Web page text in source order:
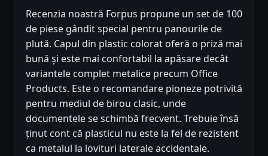
Recenzia noastră Forpus propune un set de 100
de piese gândit special pentru panourile de
plută. Capul din plastic colorat oferă o priză mai
bună și este mai confortabil la apăsare decât
variantele complet metalice precum Office
Products. Este o recomandare pioneze potrivită
pentru mediul de birou clasic, unde
documentele se schimbă frecvent. Trebuie însă
ținut cont că plasticul nu este la fel de rezistent
ca metalul la lovituri laterale accidentale.